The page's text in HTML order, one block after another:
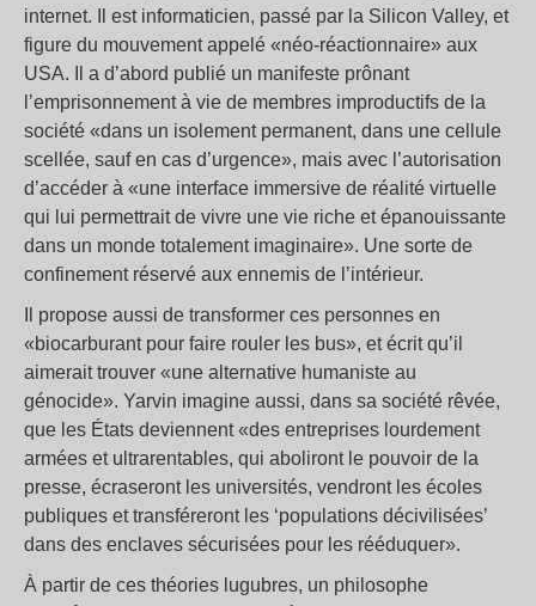
internet. Il est informaticien, passé par la Silicon Valley, et
figure du mouvement appelé «néo-réactionnaire» aux
USA. Il a d’abord publié un manifeste prônant
l’emprisonnement à vie de membres improductifs de la
société «dans un isolement permanent, dans une cellule
scellée, sauf en cas d’urgence», mais avec l’autorisation
d’accéder à «une interface immersive de réalité virtuelle
qui lui permettrait de vivre une vie riche et épanouissante
dans un monde totalement imaginaire». Une sorte de
confinement réservé aux ennemis de l’intérieur.
Il propose aussi de transformer ces personnes en
«biocarburant pour faire rouler les bus», et écrit qu’il
aimerait trouver «une alternative humaniste au
génocide». Yarvin imagine aussi, dans sa société rêvée,
que les États deviennent «des entreprises lourdement
armées et ultrarentables, qui aboliront le pouvoir de la
presse, écraseront les universités, vendront les écoles
publiques et transféreront les ‘populations décivilisées’
dans des enclaves sécurisées pour les rééduquer».
À partir de ces théories lugubres, un philosophe